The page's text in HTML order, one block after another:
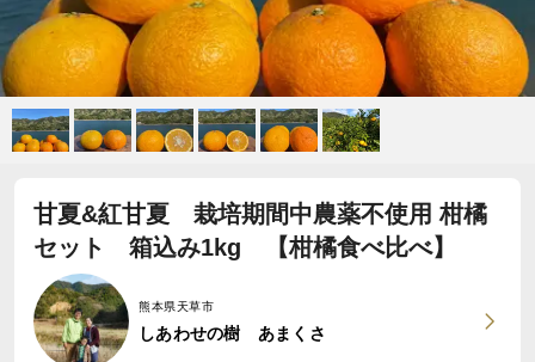
甘夏&紅甘夏 栽培期間中農薬不使用 柑橘
セット 箱込み1kg 【柑橘食べ比べ】
熊本県天草市
しあわせの樹 あまくさ